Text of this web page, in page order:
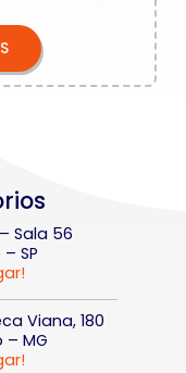
Sala 56
SP
Viana, 180
– MG